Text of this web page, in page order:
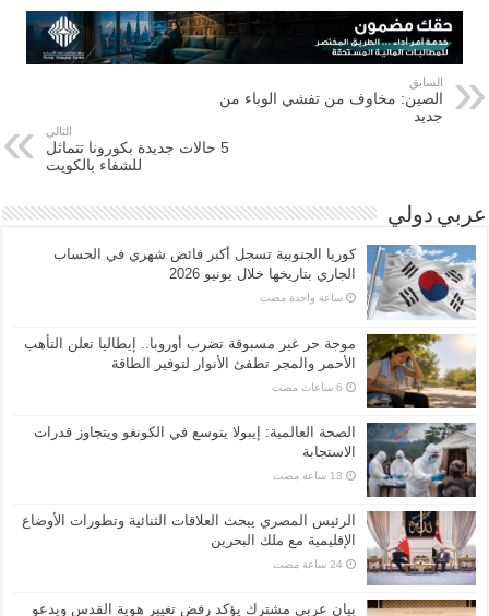
السابق
الصين: مخاوف من تفشي الوباء من
جديد
التالي
5 حالات جديدة بكورونا تتماثل
للشفاء بالكويت
عربي دولي
كوريا الجنوبية تسجل أكبر فائض شهري في الحساب
الجاري بتاريخها خلال يونيو 2026
‏ساعة واحدة مضت
موجة حر غير مسبوقة تضرب أوروبا.. إيطاليا تعلن التأهب
الأحمر والمجر تطفئ الأنوار لتوفير الطاقة
الصحة العالمية: إيبولا يتوسع في الكونغو ويتجاوز قدرات
الاستجابة
الرئيس المصري يبحث العلاقات الثنائية وتطورات الأوضاع
الإقليمية مع ملك البحرين
بيان عربي مشترك يؤكد رفض تغيير هوية القدس ويدعو